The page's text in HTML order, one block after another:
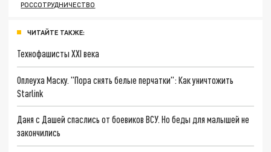
РОССОТРУДНИЧЕСТВО
ЧИТАЙТЕ ТАКЖЕ:
Технофашисты XXI века
Оплеуха Маску. "Пора снять белые перчатки": Как уничтожить
Starlink
Даня с Дашей спаслись от боевиков ВСУ. Но беды для малышей не
закончились